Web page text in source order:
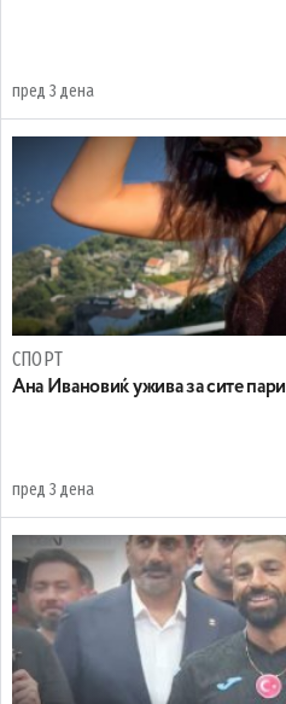
пред 3 дена
СПОРТ
Ана Ивановиќ ужива за сите пари
пред 3 дена